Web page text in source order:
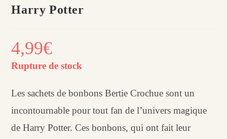
Harry Potter
4,99€
Rupture de stock
Les sachets de bonbons Bertie Crochue sont un
incontournable pour tout fan de l’univers magique
de Harry Potter. Ces bonbons, qui ont fait leur